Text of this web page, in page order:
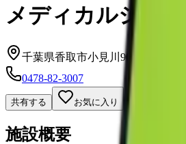
メディカルショ
千葉県香取市小見川906
0478-82-3007
共有する お気に入り
施設概要